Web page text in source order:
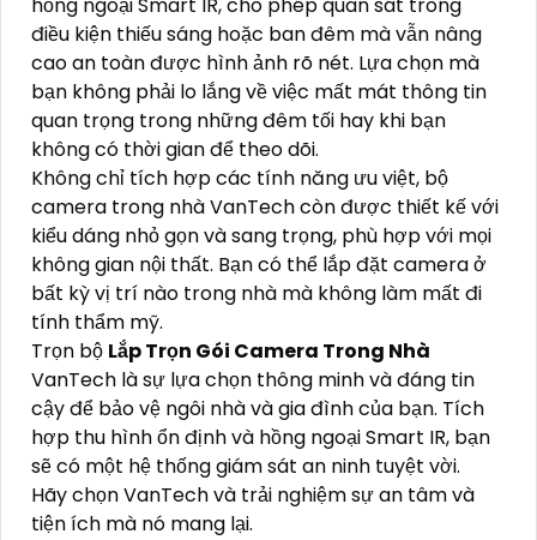
hồng ngoại Smart IR, cho phép quan sát trong
điều kiện thiếu sáng hoặc ban đêm mà vẫn nâng
cao an toàn được hình ảnh rõ nét. Lựa chọn mà
bạn không phải lo lắng về việc mất mát thông tin
quan trọng trong những đêm tối hay khi bạn
không có thời gian để theo dõi.
Không chỉ tích hợp các tính năng ưu việt, bộ
camera trong nhà VanTech còn được thiết kế với
kiểu dáng nhỏ gọn và sang trọng, phù hợp với mọi
không gian nội thất. Bạn có thể lắp đặt camera ở
bất kỳ vị trí nào trong nhà mà không làm mất đi
tính thẩm mỹ.
Trọn bộ Lắp Trọn Gói Camera Trong Nhà
VanTech là sự lựa chọn thông minh và đáng tin
cậy để bảo vệ ngôi nhà và gia đình của bạn. Tích
hợp thu hình ổn định và hồng ngoại Smart IR, bạn
sẽ có một hệ thống giám sát an ninh tuyệt vời.
Hãy chọn VanTech và trải nghiệm sự an tâm và
tiện ích mà nó mang lại.